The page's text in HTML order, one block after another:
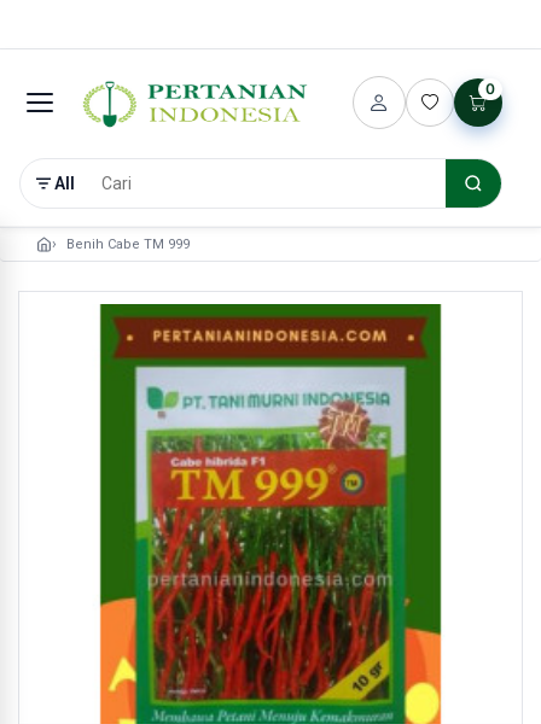
All
0
Benih Cabe TM 999